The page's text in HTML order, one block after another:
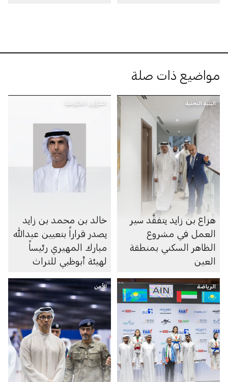
مواضيع ذات صلة
البنية التحتية
هزاع بن زايد يتفقَّد سير
العمل في مشروع
الظاهر السكني بمنطقة
العين
الشؤون الحكومية
خالد بن محمد بن زايد
يصدر قراراً بتعيين عبدالله
مبارك المهيري رئيساً
لهيئة أبوظبي للتراث
الرياضة الأمن